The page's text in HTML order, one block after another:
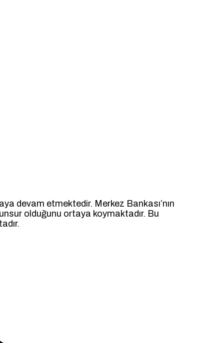
devam etmektedir. Merkez Bankası’nın
olduğunu ortaya koymaktadır. Bu